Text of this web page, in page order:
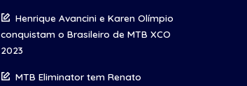
Henrique Avancini e Karen Olímpio
conquistam o Brasileiro de MTB XCO
2023
MTB Eliminator tem Renato